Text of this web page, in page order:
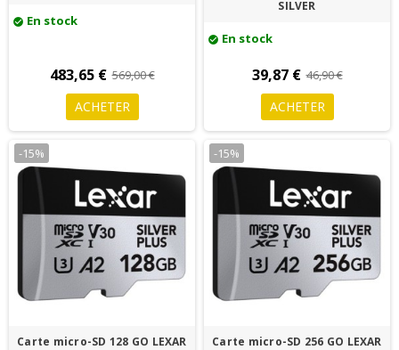
check_circle En stock
483,65 € 569,00 €
ACHETER
SILVER
check_circle En stock
39,87 € 46,90 €
ACHETER
-15%
Carte micro-SD 128 GO LEXAR
-15%
Carte micro-SD 256 GO LEXAR